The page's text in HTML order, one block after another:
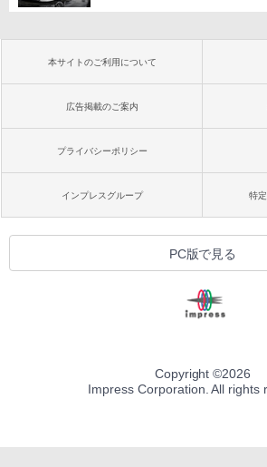
本サイトのご利用について
広告掲載のご案内
プライバシーポリシー
インプレスグループ 特
PC版で見る
Copyright ©2026
Impress Corporation. All rights